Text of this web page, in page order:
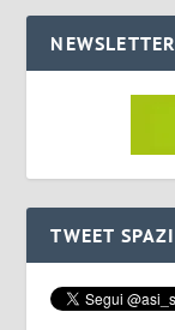
NEWSLETTER
TWEET